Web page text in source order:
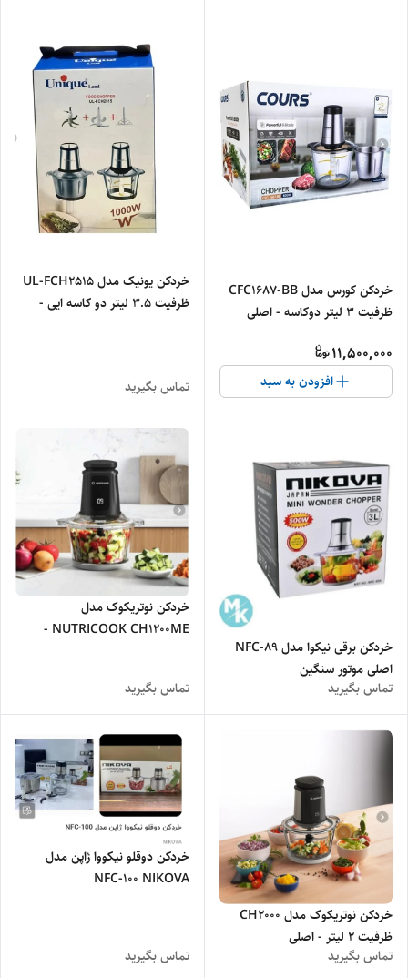
خردکن کورس مدل CFC1687-BB
ظرفیت ۳ لیتر دوکاسه - اصلی
11,500,000
افزودن به سبد
خردکن یونیک مدل UL-FCH2515
ظرفیت ۳.۵ لیتر دو کاسه ایی -
تماس بگیرید
خردکن برقی نیکوا مدل NFC-89
اصلی موتور سنگین
تماس بگیرید
خردکن نوتریکوک مدل
NUTRICOOK CH1200ME -
تماس بگیرید
خردکن نوتریکوک مدل CH2000
ظرفیت ۲ لیتر - اصلی
تماس بگیرید
خردکن دوقلو نیکووا ژاپن مدل
NFC-100 NIKOVA
تماس بگیرید